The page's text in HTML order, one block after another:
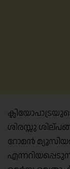
ശിരസ്സു
റോമൻ